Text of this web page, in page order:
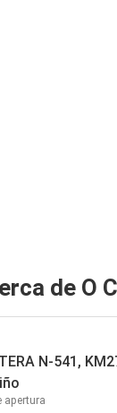
de O
N-541,
apertura